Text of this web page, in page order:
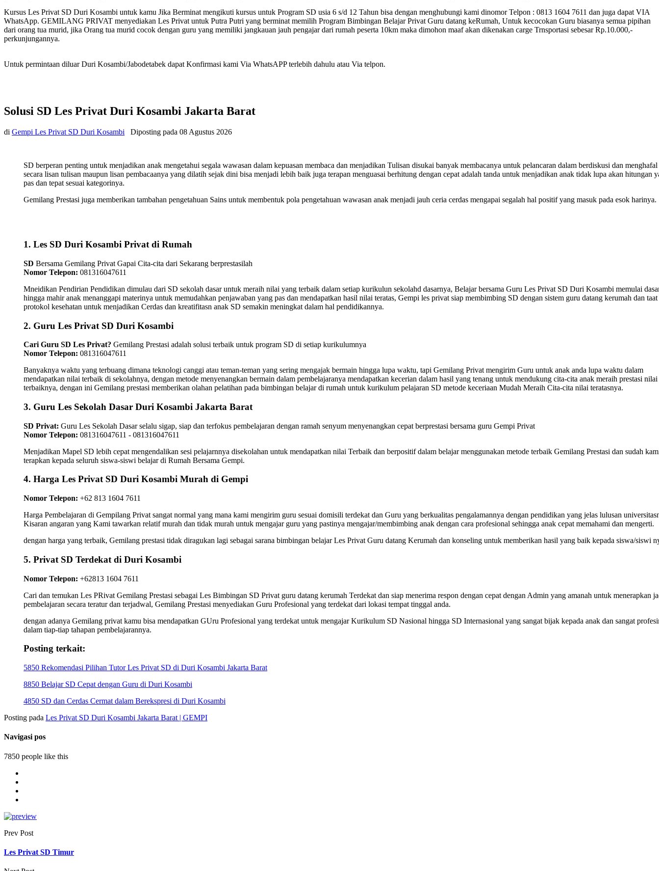
Kursus Les Privat SD Duri Kosambi untuk kamu Jika Berminat mengikuti kursus untuk Program SD usia 6 s/d 12 Tahun bisa dengan menghubungi kami dinomor Telpon : 0813 1604 7611 dan juga dapat VIA
WhatsApp. GEMILANG PRIVAT menyediakan Les Privat untuk Putra Putri yang berminat memilih Program Bimbingan Belajar Privat Guru datang keRumah, Untuk kecocokan Guru biasanya semua pipihan
dari orang tua murid, jika Orang tua murid cocok dengan guru yang memiliki jangkauan jauh pengajar dari rumah peserta 10km maka dimohon maaf akan dikenakan carge Trnsportasi sebesar Rp.10.000,-
perkunjungannya.
Untuk permintaan diluar Duri Kosambi/Jabodetabek dapat Konfirmasi kami Via WhatsAPP terlebih dahulu atau Via telpon.
Solusi SD Les Privat Duri Kosambi Jakarta Barat
di Gempi Les Privat SD Duri Kosambi Diposting pada 08 Agustus 2026
SD berperan penting untuk menjadikan anak mengetahui segala wawasan dalam kepuasan membaca dan menjadikan Tulisan disukai banyak membacanya untuk pelancaran dalam berdiskusi dan menghafal
secara lisan tulisan maupun lisan pembacaanya yang dilatih sejak dini bisa menjadi lebih baik juga terapan menguasai berhitung dengan cepat adalah tanda untuk menjadikan anak tidak lupa akan hitungan
pas dan tepat sesuai kategorinya.
Gemilang Prestasi juga memberikan tambahan pengetahuan Sains untuk membentuk pola pengetahuan wawasan anak menjadi jauh ceria cerdas mengapai segalah hal positif yang masuk pada esok harinya.
1. Les SD Duri Kosambi Privat di Rumah
SD Bersama Gemilang Privat Gapai Cita-cita dari Sekarang berprestasilah
Nomor Telepon: 081316047611
Mneidikan Pendirian Pendidikan dimulau dari SD sekolah dasar untuk meraih nilai yang terbaik dalam setiap kurikulun sekolahd dasarnya, Belajar bersama Guru Les Privat SD Duri Kosambi memulai
hingga mahir anak menanggapi materinya untuk memudahkan penjawaban yang pas dan mendapatkan hasil nilai teratas, Gempi les privat siap membimbing SD dengan sistem guru datang kerumah dan taat
protokol kesehatan untuk menjadikan Cerdas dan kreatifitasn anak SD semakin meningkat dalam hal pendidikannya.
2. Guru Les Privat SD Duri Kosambi
Cari Guru SD Les Privat? Gemilang Prestasi adalah solusi terbaik untuk program SD di setiap kurikulumnya
Nomor Telepon: 081316047611
Banyaknya waktu yang terbuang dimana teknologi canggi atau teman-teman yang sering mengajak bermain hingga lupa waktu, tapi Gemilang Privat mengirim Guru untuk anak anda lupa waktu dalam
mendapatkan nilai terbaik di sekolahnya, dengan metode menyenangkan bermain dalam pembelajaranya mendapatkan kecerian dalam hasil yang tenang untuk mendukung cita-cita anak meraih prestasi nilai
terbaiknya, dengan ini Gemilang prestasi memberikan olahan pelatihan pada bimbingan belajar di rumah untuk kurikulum pelajaran SD metode keceriaan Mudah Meraih Cita-cita nilai teratasnya.
3. Guru Les Sekolah Dasar Duri Kosambi Jakarta Barat
SD Privat: Guru Les Sekolah Dasar selalu sigap, siap dan terfokus pembelajaran dengan ramah senyum menyenangkan cepat berprestasi bersama guru Gempi Privat
Nomor Telepon: 081316047611 - 081316047611
Menjadikan Mapel SD lebih cepat mengendalikan sesi pelajarnnya disekolahan untuk mendapatkan nilai Terbaik dan berpositif dalam belajar menggunakan metode terbaik Gemilang Prestasi dan sudah
terapkan kepada seluruh siswa-siswi belajar di Rumah Bersama Gempi.
4. Harga Les Privat SD Duri Kosambi Murah di Gempi
Nomor Telepon: +62 813 1604 7611
Harga Pembelajaran di Gempilang Privat sangat normal yang mana kami mengirim guru sesuai domisili terdekat dan Guru yang berkualitas pengalamannya dengan pendidikan yang jelas lulusan
Kisaran angaran yang Kami tawarkan relatif murah dan tidak murah untuk mengajar guru yang pastinya mengajar/membimbing anak dengan cara profesional sehingga anak cepat memahami dan mengerti.
dengan harga yang terbaik, Gemilang prestasi tidak diragukan lagi sebagai sarana bimbingan belajar Les Privat Guru datang Kerumah dan konseling untuk memberikan hasil yang baik kepada siswa/siswi
5. Privat SD Terdekat di Duri Kosambi
Nomor Telepon: +62813 1604 7611
Cari dan temukan Les PRivat Gemilang Prestasi sebagai Les Bimbingan SD Privat guru datang kerumah Terdekat dan siap menerima respon dengan cepat dengan Admin yang amanah untuk menerapkan
pembelajaran secara teratur dan terjadwal, Gemilang Prestasi menyediakan Guru Profesional yang terdekat dari lokasi tempat tinggal anda.
dengan adanya Gemilang privat kamu bisa mendapatkan GUru Profesional yang terdekat untuk mengajar Kurikulum SD Nasional hingga SD Internasional yang sangat bijak kepada anak dan sangat
dalam tiap-tiap tahapan pembelajarannya.
Posting terkait:
5850 Rekomendasi Pilihan Tutor Les Privat SD di Duri Kosambi Jakarta Barat
8850 Belajar SD Cepat dengan Guru di Duri Kosambi
4850 SD dan Cerdas Cermat dalam Berekspresi di Duri Kosambi
Posting pada Les Privat SD Duri Kosambi Jakarta Barat | GEMPI
Navigasi pos
7850 people like this
Prev Post
Les Privat SD Timur